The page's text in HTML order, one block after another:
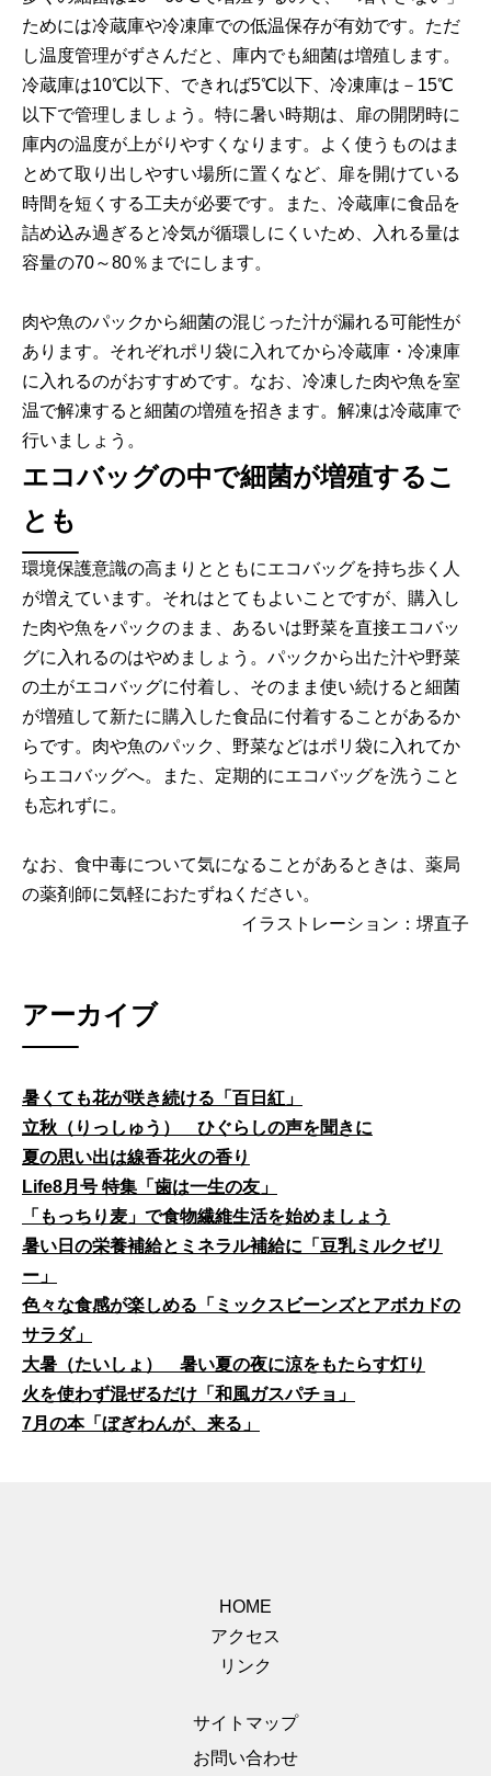
ためには冷蔵庫や冷凍庫での低温保存が有効です。ただ
し温度管理がずさんだと、庫内でも細菌は増殖します。
冷蔵庫は10℃以下、できれば5℃以下、冷凍庫は－15℃
以下で管理しましょう。特に暑い時期は、扉の開閉時に
庫内の温度が上がりやすくなります。よく使うものはま
とめて取り出しやすい場所に置くなど、扉を開けている
時間を短くする工夫が必要です。また、冷蔵庫に食品を
詰め込み過ぎると冷気が循環しにくいため、入れる量は
容量の70～80％までにします。
肉や魚のパックから細菌の混じった汁が漏れる可能性が
あります。それぞれポリ袋に入れてから冷蔵庫・冷凍庫
に入れるのがおすすめです。なお、冷凍した肉や魚を室
温で解凍すると細菌の増殖を招きます。解凍は冷蔵庫で
行いましょう。
エコバッグの中で細菌が増殖するこ
とも
環境保護意識の高まりとともにエコバッグを持ち歩く人
が増えています。それはとてもよいことですが、購入し
た肉や魚をパックのまま、あるいは野菜を直接エコバッ
グに入れるのはやめましょう。パックから出た汁や野菜
の土がエコバッグに付着し、そのまま使い続けると細菌
が増殖して新たに購入した食品に付着することがあるか
らです。肉や魚のパック、野菜などはポリ袋に入れてか
らエコバッグへ。また、定期的にエコバッグを洗うこと
も忘れずに。
なお、食中毒について気になることがあるときは、薬局
の薬剤師に気軽におたずねください。
イラストレーション：堺直子
アーカイブ
暑くても花が咲き続ける「百日紅」
立秋（りっしゅう） ひぐらしの声を聞きに
夏の思い出は線香花火の香り
Life8月号 特集「歯は一生の友」
「もっちり麦」で食物繊維生活を始めましょう
暑い日の栄養補給とミネラル補給に「豆乳ミルクゼリ
ー」
色々な食感が楽しめる「ミックスビーンズとアボカドの
サラダ」
大暑（たいしょ） 暑い夏の夜に涼をもたらす灯り
火を使わず混ぜるだけ「和風ガスパチョ」
7月の本「ぼぎわんが、来る」
HOME
アクセス
リンク
サイトマップ
お問い合わせ